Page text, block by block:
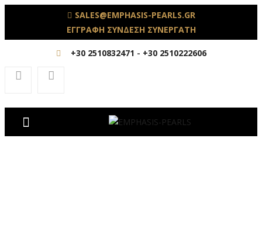
SALES@EMPHASIS-PEARLS.GR
ΕΓΓΡΑΦΗ ΣΥΝΔΕΣΗ ΣΥΝΕΡΓΑΤΗ
+30 2510832471 - +30 2510222606